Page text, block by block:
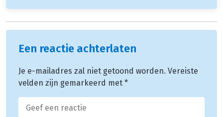
Een reactie achterlaten
Je e-mailadres zal niet getoond worden. Vereiste
velden zijn gemarkeerd met *